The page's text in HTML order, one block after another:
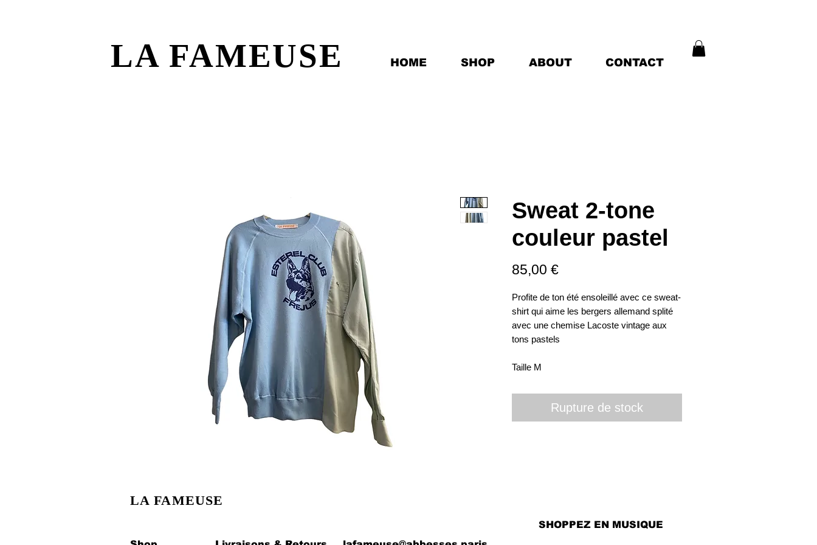
LA FAMEUSE HOME SHOP ABOUT CONTACT
Sweat 2-tone
couleur pastel
85,00 €Prix
Profite de ton été ensoleillé avec ce sweat-
shirt qui aime les bergers allemand splité
avec une chemise Lacoste vintage aux
tons pastels
Taille M
Rupture de stock
LA FAMEUSE
SHOPPEZ EN MUSIQUE